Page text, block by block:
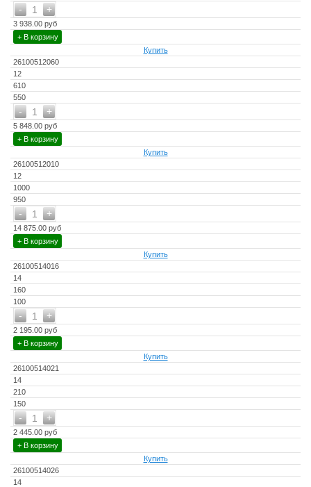
+
- 1
3 938.00 руб
+ В корзину
Купить
26100512060
12
610
550
+
- 1
5 848.00 руб
+ В корзину
Купить
26100512010
12
1000
950
+
- 1
14 875.00 руб
+ В корзину
Купить
26100514016
14
160
100
+
- 1
2 195.00 руб
+ В корзину
Купить
26100514021
14
210
150
+
- 1
2 445.00 руб
+ В корзину
Купить
26100514026
14